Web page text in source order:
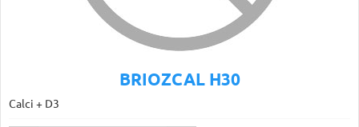
BRIOZCAL H30
Calci + D3